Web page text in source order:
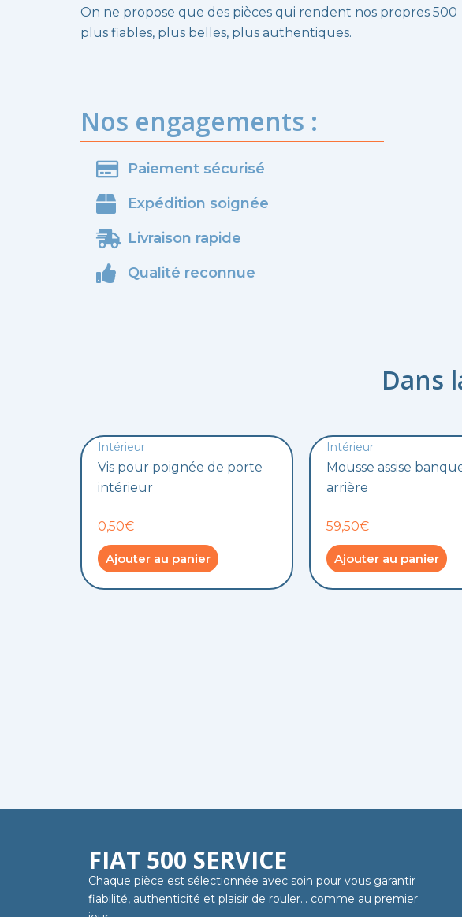
On ne propose que des pièces qui rendent nos propres 500
plus fiables, plus belles, plus authentiques.
Nos engagements :
Paiement sécurisé
Expédition soignée
Livraison rapide
Qualité reconnue
Dans
Intérieur
Vis pour poignée de porte
intérieur
0,50€
Ajouter au panier
Intérieur
Mousse assise
arrière
59,50€
Ajouter au panier
FIAT 500 SERVICE
Chaque pièce est sélectionnée avec soin pour vous garantir
fiabilité, authenticité et plaisir de rouler… comme au premier